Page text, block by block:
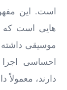
است. این
هایی است که
موسیقی داشته
احساسی اجرا
دارند، معمولاً